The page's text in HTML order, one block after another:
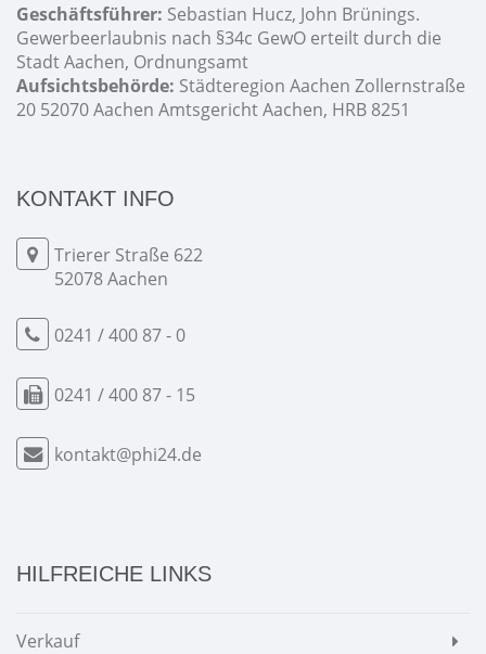
Geschäftsführer: Sebastian Hucz, John Brünings.
Gewerbeerlaubnis nach §34c GewO erteilt durch die
Stadt Aachen, Ordnungsamt
Aufsichtsbehörde: Städteregion Aachen Zollernstraße
20 52070 Aachen Amtsgericht Aachen, HRB 8251
KONTAKT INFO
Trierer Straße 622
52078 Aachen
0241 / 400 87 - 0
0241 / 400 87 - 15
kontakt@phi24.de
HILFREICHE LINKS
Verkauf